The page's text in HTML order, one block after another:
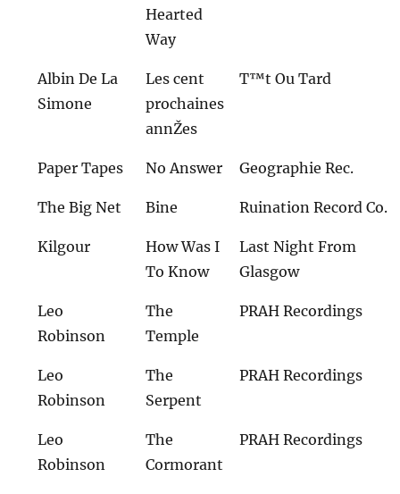
Hearted
Way
Albin De La
Simone
Les cent
prochaines
annŽes
T™t Ou Tard
Paper Tapes No Answer Geographie Rec.
The Big Net Bine Ruination Record Co.
Kilgour
How Was I
To Know
Last Night From
Glasgow
Leo
Robinson
The
Temple
PRAH Recordings
Leo
Robinson
The
Serpent
PRAH Recordings
Leo
Robinson
The
Cormorant
PRAH Recordings